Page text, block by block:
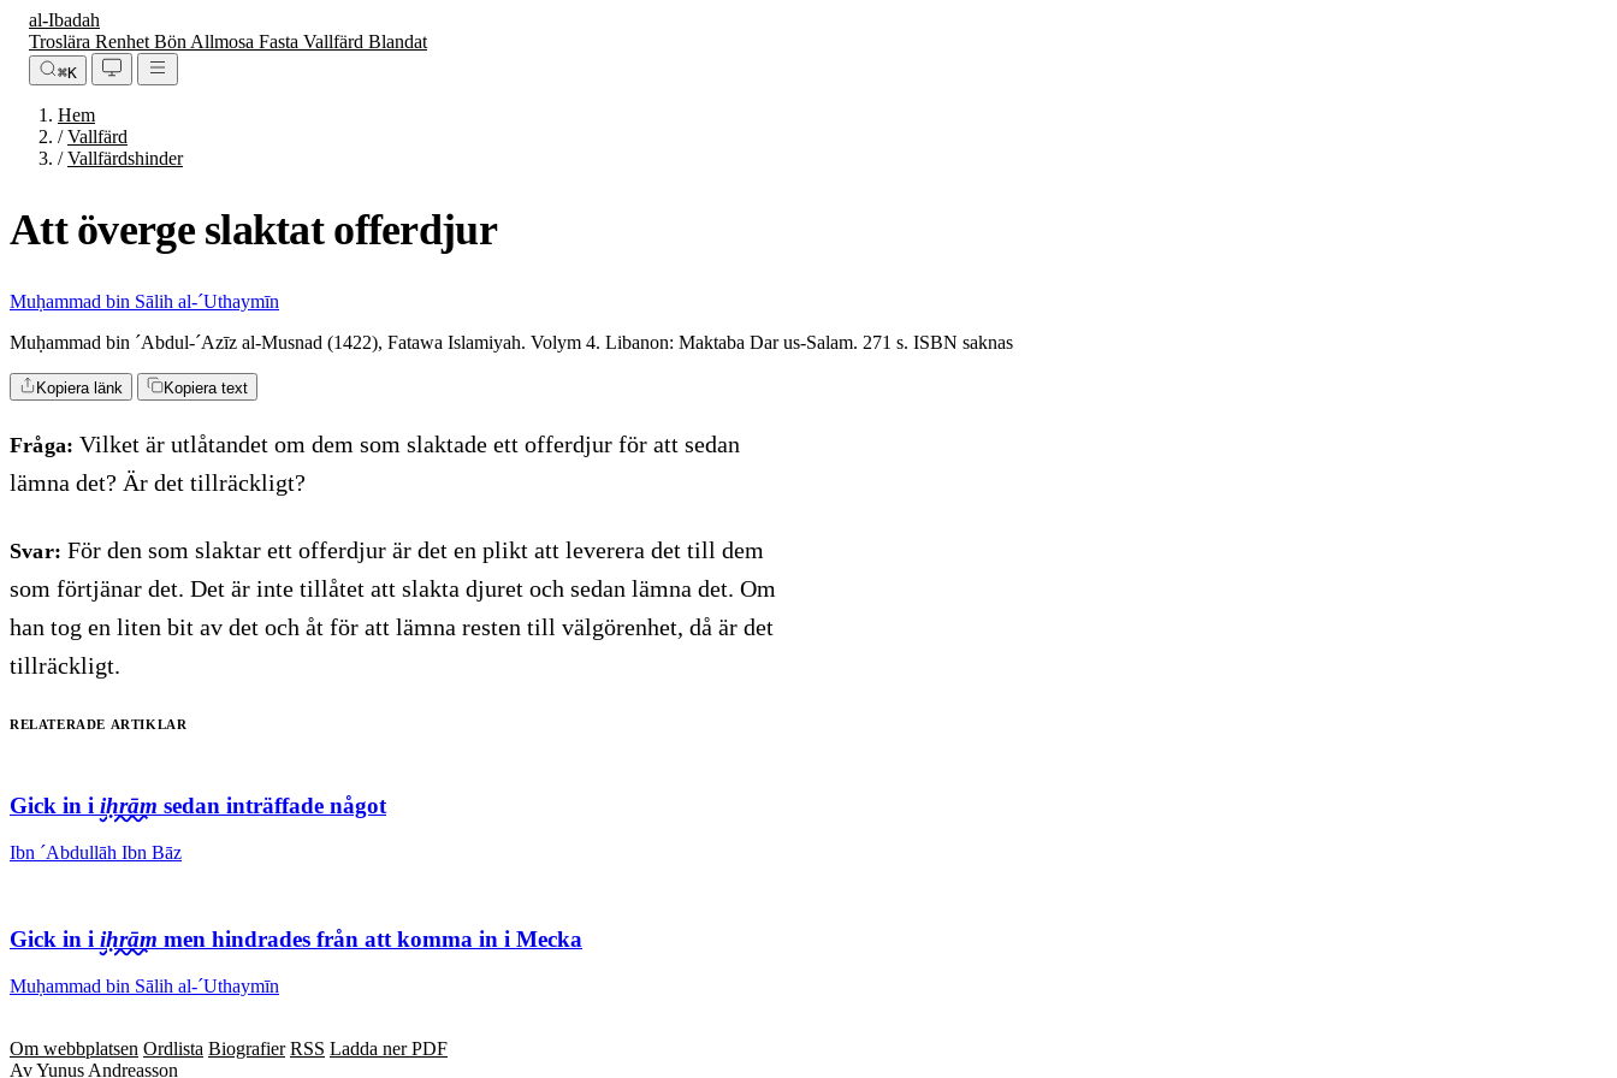
al-Ibadah
Troslära Renhet Bön Allmosa Fasta Vallfärd Blandat
⌘K
Hem
/Vallfärd
/Vallfärdshinder
Att överge slaktat offerdjur
Muḥammad bin Sālih al-´Uthaymīn
Muḥammad bin ´Abdul-´Azīz al-Musnad (1422), Fatawa Islamiyah. Volym 4. Libanon: Maktaba Dar us-Salam. 271 s. ISBN saknas
Kopiera länk Kopiera text
Fråga: Vilket är utlåtandet om dem som slaktade ett offerdjur för att sedan
lämna det? Är det tillräckligt?
Svar: För den som slaktar ett offerdjur är det en plikt att leverera det till dem
som förtjänar det. Det är inte tillåtet att slakta djuret och sedan lämna det. Om
han tog en liten bit av det och åt för att lämna resten till välgörenhet, då är det
tillräckligt.
Relaterade artiklar
Gick in i iḥrām sedan inträffade något
Ibn ´Abdullāh Ibn Bāz
Gick in i iḥrām men hindrades från att komma in i Mecka
Muḥammad bin Sālih al-´Uthaymīn
Om webbplatsen Ordlista Biografier RSS Ladda ner PDF
Av Yunus Andreasson